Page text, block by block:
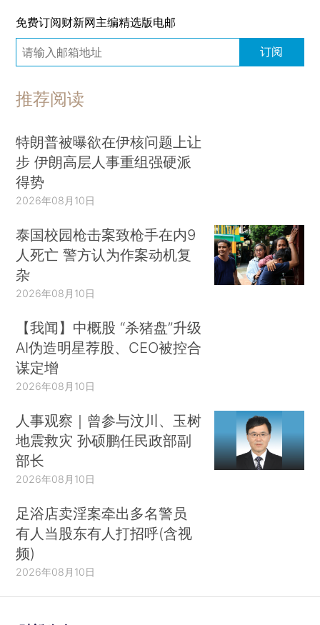
免费订阅财新网主编精选版电邮
订阅
推荐阅读
特朗普被曝欲在伊核问题上让
步 伊朗高层人事重组强硬派
得势
2026年08月10日
泰国校园枪击案致枪手在内9
人死亡 警方认为作案动机复
杂
2026年08月10日
【我闻】中概股 “杀猪盘”升级
AI伪造明星荐股、CEO被控合
谋定增
2026年08月10日
人事观察｜曾参与汶川、玉树
地震救灾 孙硕鹏任民政部副
部长
2026年08月10日
足浴店卖淫案牵出多名警员
有人当股东有人打招呼(含视
频)
2026年08月10日